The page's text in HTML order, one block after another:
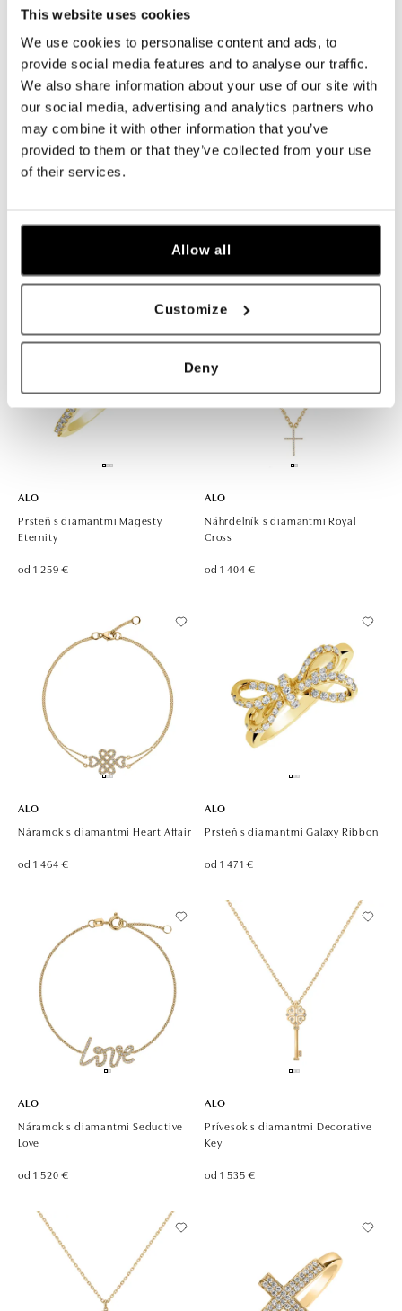
This website uses cookies
We use cookies to personalise content and ads, to
provide social media features and to analyse our traffic.
We also share information about your use of our site with
our social media, advertising and analytics partners who
may combine it with other information that you’ve
provided to them or that they’ve collected from your use
of their services.
Allow all
Customize
Deny
Envoy
od 1 240 €
ALO
Prsteň s diamantmi Magesty
Eternity
od 1 259 €
ALO
Náhrdelník s diamantmi Royal
Cross
od 1 404 €
ALO
Náramok s diamantmi Heart Affair
od 1 464 €
ALO
Prsteň s diamantmi Galaxy Ribbon
od 1 471 €
ALO
Náramok s diamantmi Seductive
Love
od 1 520 €
ALO
Prívesok s diamantmi Decorative
Key
od 1 535 €